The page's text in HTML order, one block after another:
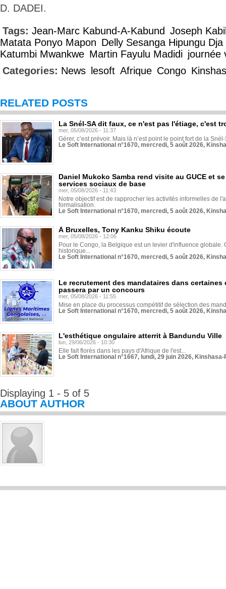
D. DADEI.
Tags: Jean-Marc Kabund-A-Kabund Joseph
Matata Ponyo Mapon Delly Sesanga Hipungu
Katumbi Mwankwe Martin Fayulu Madidi journée
Categories: News lesoft Afrique Congo
RELATED POSTS
La Snél-SA dit faux, ce n'est pas l'étiage, c'est
mer, 05/08/2026 - 11:37
Gérer, c’est prévoir. Mais là n’est point le point fort de la
Le Soft International n°1670, mercredi, 5 août 2026,
Daniel Mukoko Samba rend visite au GUCE et
services sociaux de base
mer, 05/08/2026 - 11:43
Notre objectif est de rapprocher les activités informelles de
formalisation.
Le Soft International n°1670, mercredi, 5 août 2026,
À Bruxelles, Tony Kanku Shiku écoute
mer, 05/08/2026 - 12:06
Pour le Congo, la Belgique est un levier d'influence globale.
historique...
Le Soft International n°1670, mercredi, 5 août 2026,
Le recrutement des mandataires dans
passera par un concours
mer, 05/08/2026 - 11:55
Mise en place du processus compétitif de sélection des
Le Soft International n°1670, mercredi, 5 août 2026,
L'esthétique ongulaire atterrit à Bandundu Ville
lun, 29/06/2026 - 10:30
Elle fait florès dans les pays d'Afrique de l'est...
Le Soft International n°1667, lundi, 29 juin 2026,
Displaying 1 - 5 of 5
ABOUT AUTHOR